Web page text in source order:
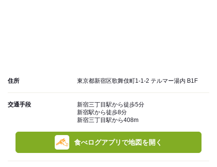
住所 東京都新宿区歌舞伎町1-1-2 テルマー湯内 B1F
交通手段
新宿三丁目駅から徒歩5分
新宿駅から徒歩8分
新宿三丁目駅から408m
食べログアプリで地図を開く